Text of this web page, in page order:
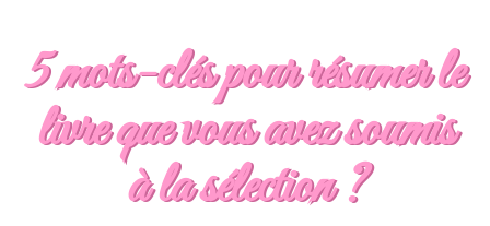
5 mots-clés pour résumer le
livre que vous avez soumis
à la sélection ?